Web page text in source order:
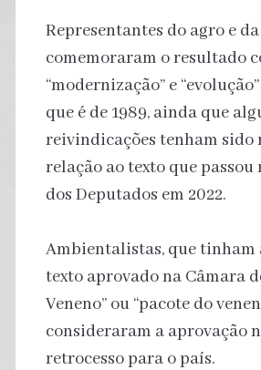
Representantes do agro e
comemoraram o resultado
“modernização” e
que é de 1989, ainda que
reivindicações tenham sido
relação ao texto que passou
dos Deputados em 2022.
Ambientalistas, que tinham
texto aprovado na Câmara
Veneno” ou “pacote do
consideraram a aprovação
retrocesso para o país.